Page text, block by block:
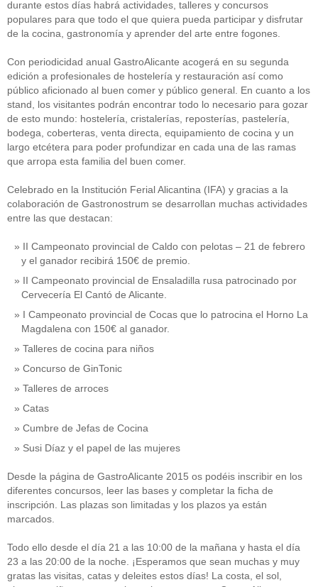
durante estos días habrá actividades, talleres y concursos
populares para que todo el que quiera pueda participar y disfrutar
de la cocina, gastronomía y aprender del arte entre fogones.
Con periodicidad anual GastroAlicante acogerá en su segunda
edición a profesionales de hostelería y restauración así como
público aficionado al buen comer y público general. En cuanto a los
stand, los visitantes podrán encontrar todo lo necesario para gozar
de esto mundo: hostelería, cristalerías, reposterías, pastelería,
bodega, coberteras, venta directa, equipamiento de cocina y un
largo etcétera para poder profundizar en cada una de las ramas
que arropa esta familia del buen comer.
Celebrado en la Institución Ferial Alicantina (IFA) y gracias a la
colaboración de Gastronostrum se desarrollan muchas actividades
entre las que destacan:
II Campeonato provincial de Caldo con pelotas – 21 de febrero
y el ganador recibirá 150€ de premio.
II Campeonato provincial de Ensaladilla rusa patrocinado por
Cervecería El Cantó de Alicante.
I Campeonato provincial de Cocas que lo patrocina el Horno La
Magdalena con 150€ al ganador.
Talleres de cocina para niños
Concurso de GinTonic
Talleres de arroces
Catas
Cumbre de Jefas de Cocina
Susi Díaz y el papel de las mujeres
Desde la página de GastroAlicante 2015 os podéis inscribir en los
diferentes concursos, leer las bases y completar la ficha de
inscripción. Las plazas son limitadas y los plazos ya están
marcados.
Todo ello desde el día 21 a las 10:00 de la mañana y hasta el día
23 a las 20:00 de la noche. ¡Esperamos que sean muchas y muy
gratas las visitas, catas y deleites estos días! La costa, el sol,